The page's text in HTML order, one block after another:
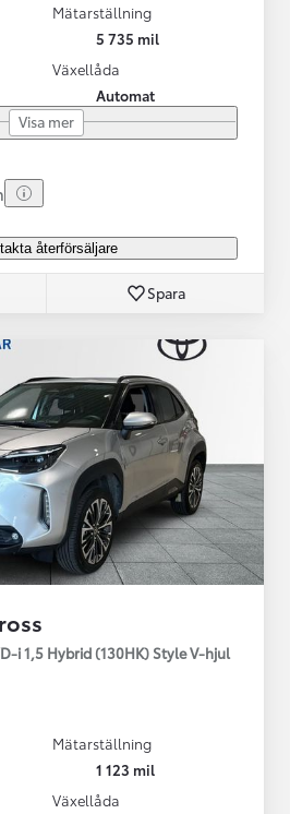
Mätarställning
5 735 mil
Växellåda
Automat
Visa mer
återförsäljare
Spara
i 1,5 Hybrid (130HK) Style V-hjul
Mätarställning
1 123 mil
Växellåda